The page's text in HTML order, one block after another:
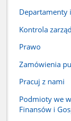
Departamenty
Kontrola
Prawo
Zamówienia
Pracuj z nami
Podmioty we
Finansów i